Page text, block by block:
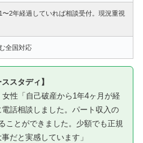
〜2年経過していれば相談受付。現況重視
全国対応
スタディ】
性「自己破産から1年4ヶ月が経
話相談しました。パート収入の
ことができました。少額でも正規
だと実感しています」